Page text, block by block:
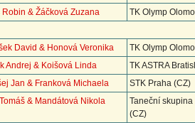
Robin & Žáčková Zuzana
TK Olymp
David & Honová Veronika
TK Olymp
Andrej & Koišová Linda
TK ASTRA
Jan & Franková Michaela
STK Praha (CZ)
& Mandátová Nikola
Taneční
(CZ)